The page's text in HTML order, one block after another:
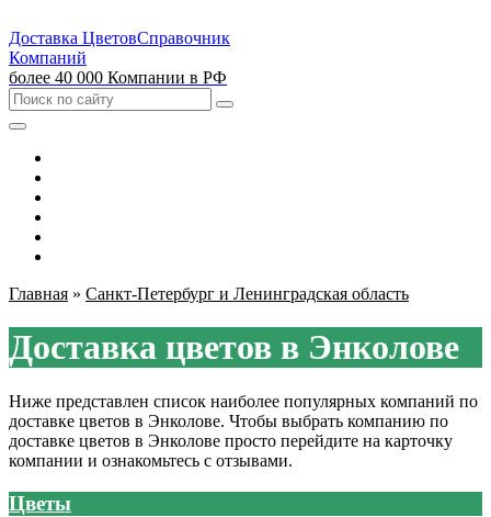
Доставка ЦветовСправочник
Компаний
более 40 000 Компании в РФ
Главная » Санкт-Петербург и Ленинградская область
Доставка цветов в Энколове
Ниже представлен список наиболее популярных компаний по
доставке цветов в Энколове. Чтобы выбрать компанию по
доставке цветов в Энколове просто перейдите на карточку
компании и ознакомьтесь с отзывами.
Цветы